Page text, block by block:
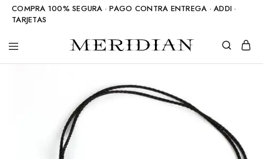
COMPRA 100% SEGURA · PAGO CONTRA ENTREGA · ADDI ·
TARJETAS
Meridian
Accesorios